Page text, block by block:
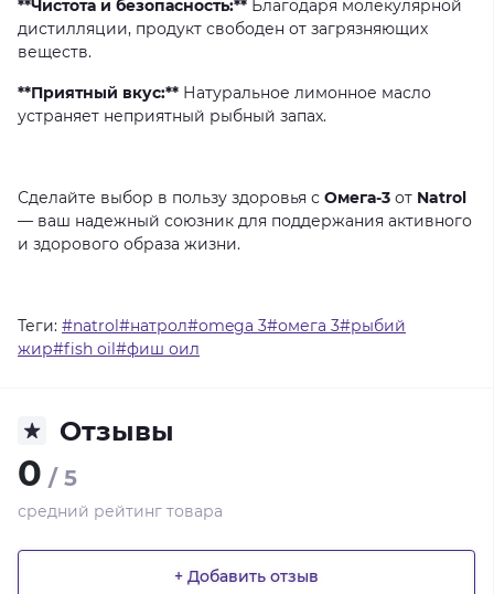
**Чистота и безопасность:** Благодаря молекулярной
дистилляции, продукт свободен от загрязняющих
веществ.
**Приятный вкус:** Натуральное лимонное масло
устраняет неприятный рыбный запах.
Сделайте выбор в пользу здоровья с Омега-3 от Natrol
— ваш надежный союзник для поддержания активного
и здорового образа жизни.
Теги: #natrol#натрол#omega 3#омега 3#рыбий
жир#fish oil#фиш оил
Отзывы
0 / 5
средний рейтинг товара
+ Добавить отзыв